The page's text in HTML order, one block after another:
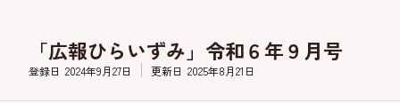
「広報ひらいずみ」令和６年９月号
登録日 2024年9月27日 更新日 2025年8月21日